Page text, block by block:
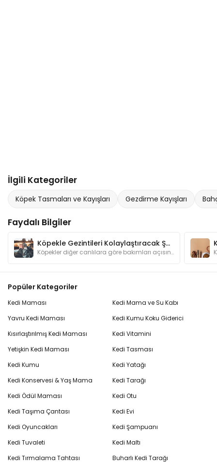
İlgili Kategoriler
Köpek Tasmaları ve Kayışları Gezdirme Kayışları
Faydalı Bilgiler
Köpekle Gezintileri Kolaylaştıracak Şeyler
Köpekler diğer canlılara göre bakımları açısından bizlere daha bağımlı hayvanlardır. Gezintilere çıkarken dikkat etmemiz gerekenleri biliyor muyuz?
Popüler Kategoriler
Kedi Maması
Yavru Kedi Maması
Kısırlaştırılmış Kedi Maması
Yetişkin Kedi Maması
Kedi Kumu
Kedi Konservesi & Yaş Mama
Kedi Ödül Maması
Kedi Taşıma Çantası
Kedi Oyuncakları
Kedi Tuvaleti
Kedi Tırmalama Tahtası
Kedi Mama ve Su Kabı
Kedi Kumu Koku Giderici
Kedi Vitamini
Kedi Tasması
Kedi Yatağı
Kedi Tarağı
Kedi Otu
Kedi Evi
Kedi Şampuanı
Kedi Maltı
Buharlı Kedi Tarağı